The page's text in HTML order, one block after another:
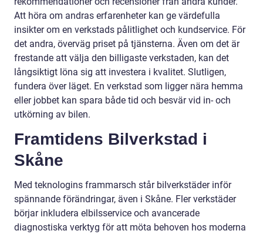
Att höra om andras erfarenheter kan ge värdefulla
insikter om en verkstads pålitlighet och kundservice. För
det andra, överväg priset på tjänsterna. Även om det är
frestande att välja den billigaste verkstaden, kan det
långsiktigt löna sig att investera i kvalitet. Slutligen,
fundera över läget. En verkstad som ligger nära hemma
eller jobbet kan spara både tid och besvär vid in- och
utkörning av bilen.
Framtidens Bilverkstad i
Skåne
Med teknologins frammarsch står bilverkstäder inför
spännande förändringar, även i Skåne. Fler verkstäder
börjar inkludera elbilsservice och avancerade
diagnostiska verktyg för att möta behoven hos moderna